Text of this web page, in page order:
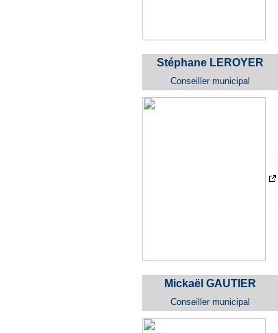
Stéphane LEROYER
Conseiller municipal
Mickaël GAUTIER
Conseiller municipal